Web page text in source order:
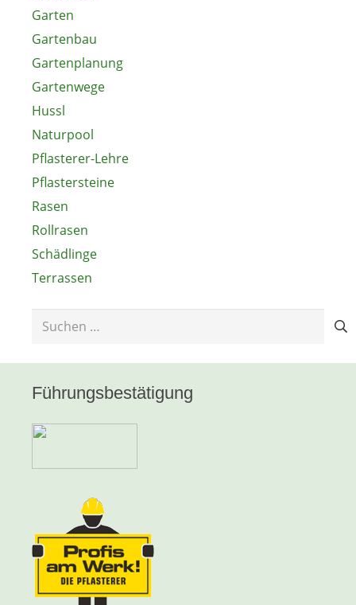
Garten
Gartenbau
Gartenplanung
Gartenwege
Hussl
Naturpool
Pflasterer-Lehre
Pflastersteine
Rasen
Rollrasen
Schädlinge
Terrassen
Suchen
Führungsbestätigung